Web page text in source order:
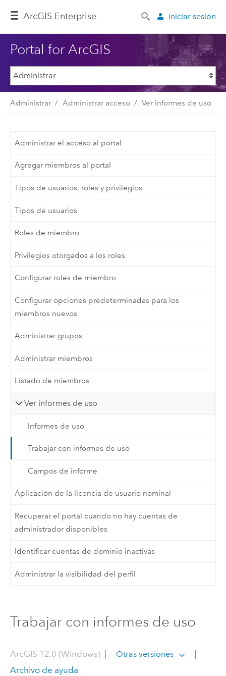
ArcGIS Enterprise Iniciar sesión
Portal for ArcGIS
Administrar Administrar acceso Ver informes de uso
Administrar el acceso al portal
Agregar miembros al portal
Tipos de usuarios, roles y privilegios
Tipos de usuarios
Roles de miembro
Privilegios otorgados a los roles
Configurar roles de miembro
Configurar opciones predeterminadas para los
miembros nuevos
Administrar grupos
Administrar miembros
Listado de miembros
Ver informes de uso
Informes de uso
Trabajar con informes de uso
Campos de informe
Aplicación de la licencia de usuario nominal
Recuperar el portal cuando no hay cuentas de
administrador disponibles
Identificar cuentas de dominio inactivas
Administrar la visibilidad del perfil
Trabajar con informes de uso
ArcGIS 12.0 (Windows)| Otras versiones
Archivo de ayuda